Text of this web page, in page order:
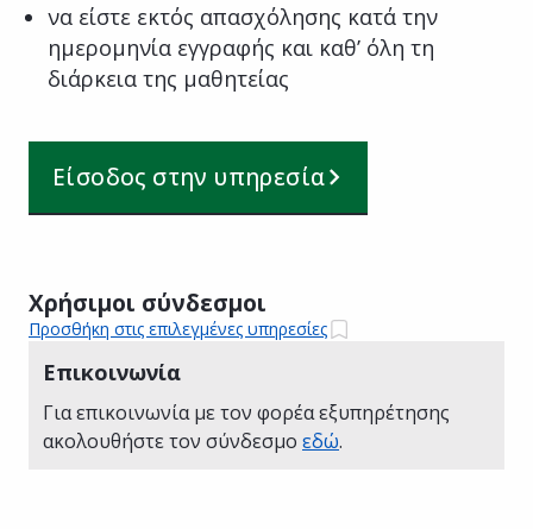
να είστε εκτός απασχόλησης κατά την
ημερομηνία εγγραφής και καθ’ όλη τη
διάρκεια της μαθητείας
Είσοδος στην υπηρεσία
Χρήσιμοι σύνδεσμοι
Προσθήκη στις επιλεγμένες υπηρεσίες
Επικοινωνία
Για επικοινωνία με τον φορέα εξυπηρέτησης
ακολουθήστε τον σύνδεσμο εδώ.